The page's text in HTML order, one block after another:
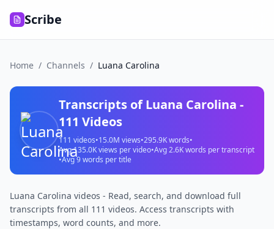
Scribe
Home / Channels / Luana Carolina
Transcripts ofLuana Carolina -
111 Videos
111 videos•15.0M views•295.9Kwords•
Avg135.0Kviews per video•Avg2.6Kwords per transcript
•Avg9words per title
Luana Carolina videos - Read, search, and download full
transcripts from all 111 videos. Access transcripts with
timestamps, word counts, and more.